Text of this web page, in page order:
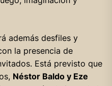
además desfiles y
la presencia de
Está previsto que
Néstor Baldo y Eze